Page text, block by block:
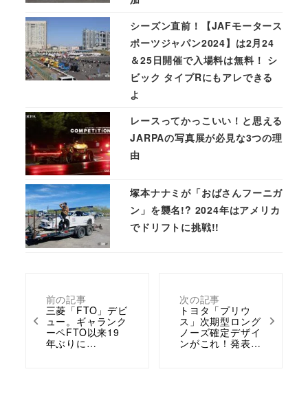
前の記事
三菱「FTO」デビ
ュー。ギャランク
ーペFTO以来19
年ぶりに…
次の記事
トヨタ「プリウ
ス」次期型ロング
ノーズ確定デザイ
ンがこれ！発表…
シーズン直前！【JAFモータース
ポーツジャパン2024】は2月24
＆25日開催で入場料は無料！ シ
ビック タイプRにもアレできる
よ
レースってかっこいい！と思える
JARPAの写真展が必見な3つの理
由
塚本ナナミが「おばさんフーニガ
ン」を襲名!? 2024年はアメリカ
でドリフトに挑戦!!